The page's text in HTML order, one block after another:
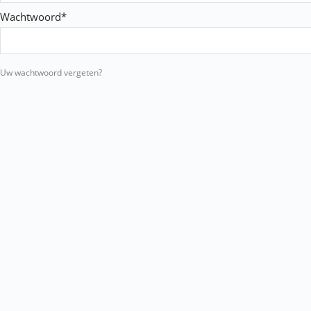
Wachtwoord*
Uw wachtwoord vergeten?